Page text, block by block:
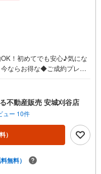
！初めてでも安心♪気にな
ならお得な◆ご成約プレゼ
リア・知多エリアを中心に
数の物件を取り扱っており
めてご案内できます。セン
ワークにより、当社のみで
、当社ではお家の売却やリ
！「今の家はいくらで売れ
も気になることがあればお
不動産販売 安城刈谷店
ュー 10件
）
無料）